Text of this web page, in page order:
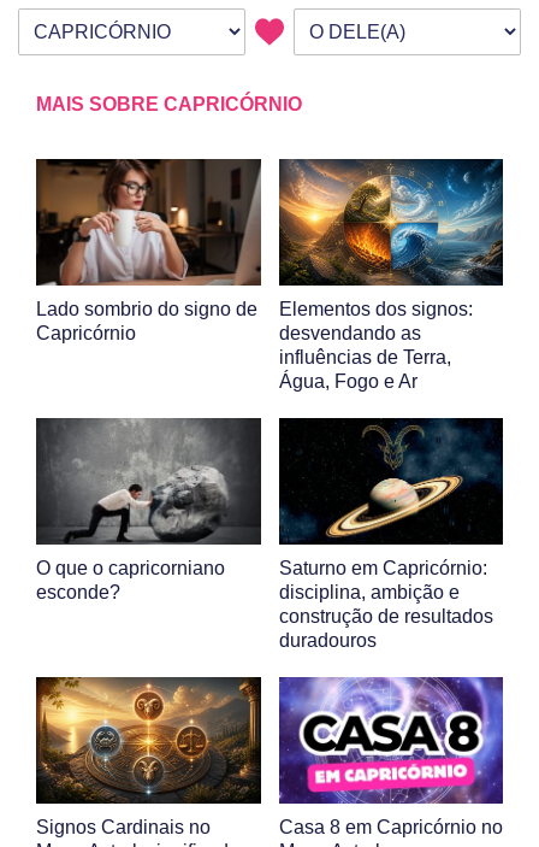
Seu signo
Signo da outra pessoa
MAIS SOBRE CAPRICÓRNIO
Lado sombrio do signo de
Capricórnio
Elementos dos signos:
desvendando as
influências de Terra,
Água, Fogo e Ar
O que o capricorniano
esconde?
Saturno em Capricórnio:
disciplina, ambição e
construção de resultados
duradouros
Signos Cardinais no
Casa 8 em Capricórnio no